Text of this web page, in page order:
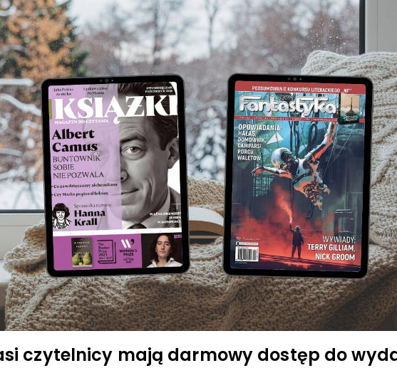
czytelnicy mają darmowy dostęp do